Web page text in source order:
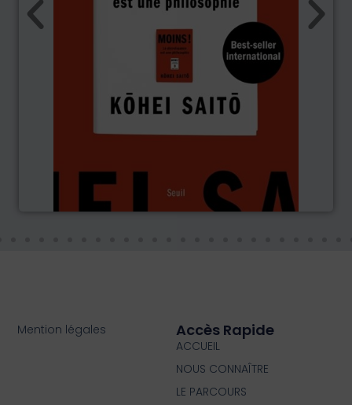
Accès Rapide
ACCUEIL
NOUS CONNAÎTRE
LE PARCOURS
Mention légales